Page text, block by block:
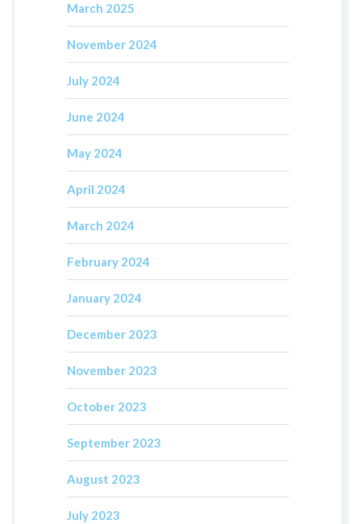
March 2025
November 2024
July 2024
June 2024
May 2024
April 2024
March 2024
February 2024
January 2024
December 2023
November 2023
October 2023
September 2023
August 2023
July 2023